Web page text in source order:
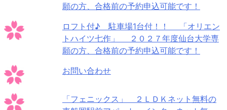
願の方、合格前の予約申込可能です！
ロフト付♪ 駐車場1台付！！ 「オリエン
トハイツ七作」 ２０２７年度仙台大学専
願の方、合格前の予約申込可能です！
お問い合わせ
「フェニックス」 ２ＬＤＫネット無料の